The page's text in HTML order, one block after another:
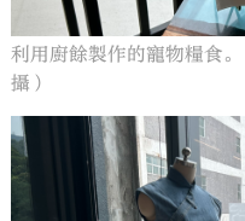
利用廚餘製作的寵物糧食
攝）